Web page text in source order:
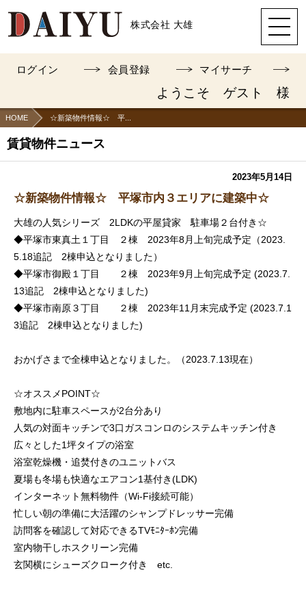
株式会社 大雄
ログイン 会員登録 マイサーチ
ようこそ ゲスト 様
HOME ☆新築物件情報☆ 平...
賃貸物件ニュース
2023年5月14日
☆新築物件情報☆ 平塚市内３エリアに建築中☆
大雄の人気シリーズ 2LDKの平屋貸家 駐車場２台付き☆
◆平塚市東真土１丁目 ２棟 2023年8月上旬完成予定（2023.
5.18追記 2棟申込となりました）
◆平塚市御殿１丁目 ２棟 2023年9月上旬完成予定 (2023.7.
13追記 2棟申込となりました)
◆平塚市南原３丁目 ２棟 2023年11月末完成予定 (2023.7.1
3追記 2棟申込となりました)
おかげさまで全棟申込となりました。（2023.7.13現在）
☆オススメPOINT☆
敷地内に駐車スペースが2台分あり
人気の対面キッチンで3口ガスコンロのシステムキッチン付き
広々とした1坪タイプの浴室
浴室乾燥機・追焚付きのユニットバス
夏場も冬場も快適なエアコン1基付き(LDK)
インターネット無料物件（Wi-Fi接続可能）
忙しい朝の準備に大活躍のシャンプドレッサー完備
訪問客を確認して対応できるTVﾓﾆﾀｰﾎﾝ完備
室内物干しホスクリーン完備
玄関横にシューズクローク付き etc.